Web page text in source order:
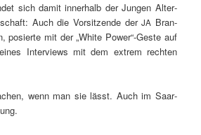
sich damit inner­halb der Jun­gen Alter­
Auch die Vor­sitzende derJA Bran­
posierte mit der „White Power“-Geste auf
Inter­views mit dem extrem recht­en
wenn man sie lässt. Auch im Saar­